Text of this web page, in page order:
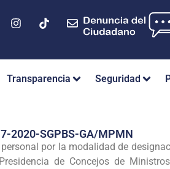
Transparencia Seguridad
2020-SGPBS-GA/MPMN
por la modalidad de
de Concejos de